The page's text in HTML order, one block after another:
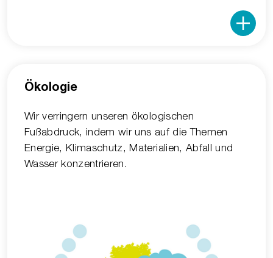
Ökologie
Wir verringern unseren ökologischen
Fußabdruck, indem wir uns auf die Themen
Energie, Klimaschutz, Materialien, Abfall und
Wasser konzentrieren.